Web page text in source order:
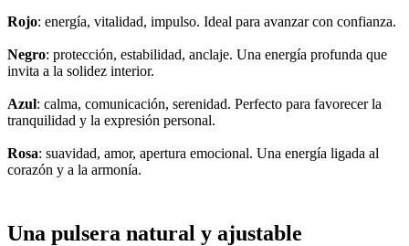
Rojo: energía, vitalidad, impulso. Ideal para avanzar con confianza.
Negro: protección, estabilidad, anclaje. Una energía profunda que
invita a la solidez interior.
Azul: calma, comunicación, serenidad. Perfecto para favorecer la
tranquilidad y la expresión personal.
Rosa: suavidad, amor, apertura emocional. Una energía ligada al
corazón y a la armonía.
Una pulsera natural y ajustable